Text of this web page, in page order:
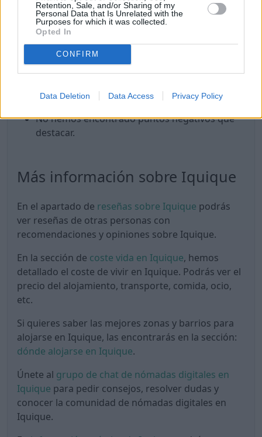
Retention, Sale, and/or Sharing of my
Personal Data that Is Unrelated with the
Purposes for which it was collected.
Opted In
CONFIRM
Data Deletion Data Access Privacy Policy
Hay lugares y eventos de cultura y ocio.
Hay lugares de interés que visitar.
Hay lugares para ir de compras.
Hay gimnasios y/o lugares para hacer deporte.
Hay tiendas de alimentos y/o supermercados.
Puntos en contra
No hemos encontrado puntos negativos que
destacar.
Más información sobre Iquique
En el apartado de reseñas sobre Iquique podrás
ver reseñas de otras personas con
recomendaciones y opiniones sobre Iquique.
En la sección de coste vida en Iquique, hemos
detallado el coste de vivir en Iquique. Podrás ver el
precio del alojamiento, transporte, comida, ocio,
etc.
Si quieres saber las mejores zonas y barrios para
alojarse en Iquique, las encontrarás en la sección:
dónde alojarse en Iquique.
Únete al grupo de chat de nómadas digitales en
Iquique para pedir consejos, resolver dudas y
conocer la comunidad de nómadas digitales en
Iquique.